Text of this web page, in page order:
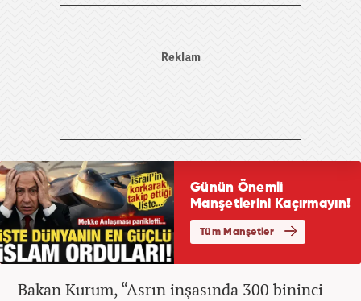
Bakan Kurum, “Asrın inşasında 300 bininci